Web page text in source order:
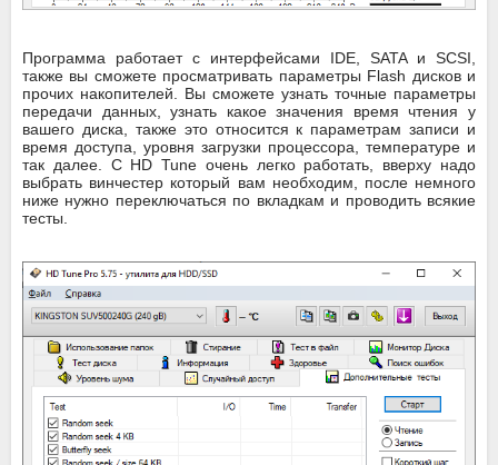
Программа работает с интерфейсами IDE, SATA и SCSI,
также вы сможете просматривать параметры Flash дисков и
прочих накопителей. Вы сможете узнать точные параметры
передачи данных, узнать какое значения время чтения у
вашего диска, также это относится к параметрам записи и
время доступа, уровня загрузки процессора, температуре и
так далее. С HD Tune очень легко работать, вверху надо
выбрать винчестер который вам необходим, после немного
ниже нужно переключаться по вкладкам и проводить всякие
тесты.